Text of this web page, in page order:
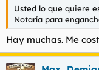
Usted lo que quiere
Notaría para
Hay muchas. Me